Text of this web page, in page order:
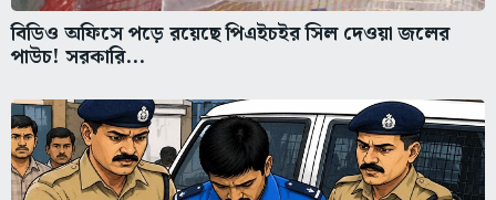
বিডিও অফিসে পড়ে রয়েছে পিএইচইর সিল দেওয়া জলের
পাউচ! সরকারি...